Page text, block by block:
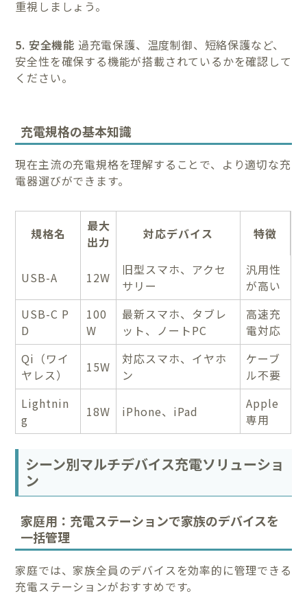
重視しましょう。
5. 安全機能 過充電保護、温度制御、短絡保護など、
安全性を確保する機能が搭載されているかを確認して
ください。
充電規格の基本知識
現在主流の充電規格を理解することで、より適切な充
電器選びができます。
規格名
最大
出力
対応デバイス 特徴
USB-A 12W
旧型スマホ、アクセ
サリー
汎用性
が高い
USB-C P
D
100
W
最新スマホ、タブレ
ット、ノートPC
高速充
電対応
Qi（ワイ
ヤレス）
15W
対応スマホ、イヤホ
ン
ケーブ
ル不要
Lightnin
g
18W iPhone、iPad
Apple
専用
シーン別マルチデバイス充電ソリューショ
ン
家庭用：充電ステーションで家族のデバイスを
一括管理
家庭では、家族全員のデバイスを効率的に管理できる
充電ステーションがおすすめです。